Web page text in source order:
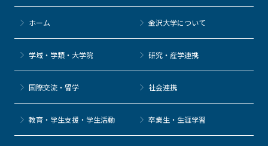
ホーム 金沢大学について
学域・学類・大学院 研究・産学連携
国際交流・留学 社会連携
教育・学生支援・学生活動 卒業生・生涯学習